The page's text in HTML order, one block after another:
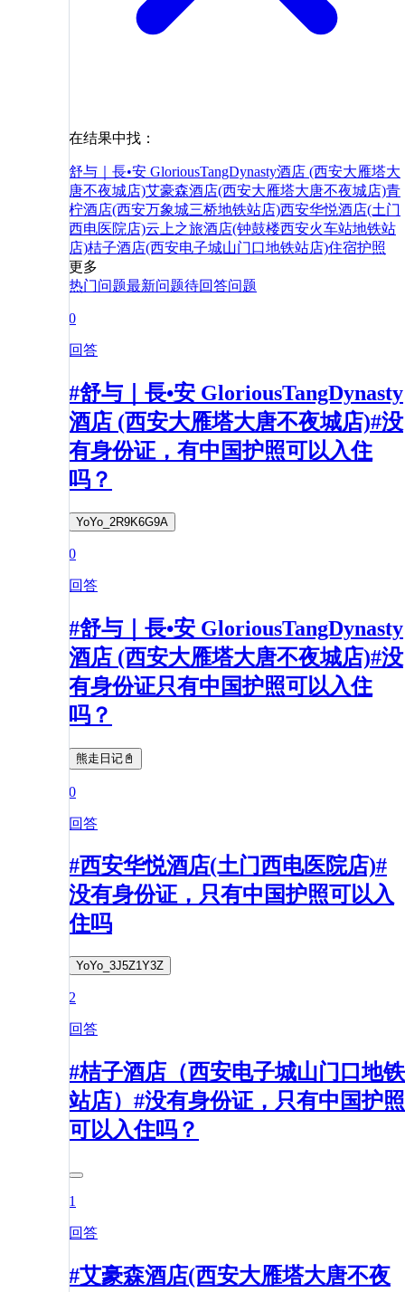
在结果中找：
舒与｜長•安 GloriousTangDynasty酒店 (西安大雁塔大
唐不夜城店)艾豪森酒店(西安大雁塔大唐不夜城店)青
柠酒店(西安万象城三桥地铁站店)西安华悦酒店(土门
西电医院店)云上之旅酒店(钟鼓楼西安火车站地铁站
店)桔子酒店(西安电子城山门口地铁站店)住宿护照
更多
热门问题最新问题待回答问题
0
回答
#舒与｜長•安 GloriousTangDynasty
酒店 (西安大雁塔大唐不夜城店)#没
有身份证，有中国护照可以入住
吗？
YoYo_2R9K6G9A
0
回答
#舒与｜長•安 GloriousTangDynasty
酒店 (西安大雁塔大唐不夜城店)#没
有身份证只有中国护照可以入住
吗？
熊走日记📓
0
回答
#西安华悦酒店(土门西电医院店)#
没有身份证，只有中国护照可以入
住吗
YoYo_3J5Z1Y3Z
2
回答
#桔子酒店（西安电子城山门口地铁
站店）#没有身份证，只有中国护照
可以入住吗？
1
回答
#艾豪森酒店(西安大雁塔大唐不夜